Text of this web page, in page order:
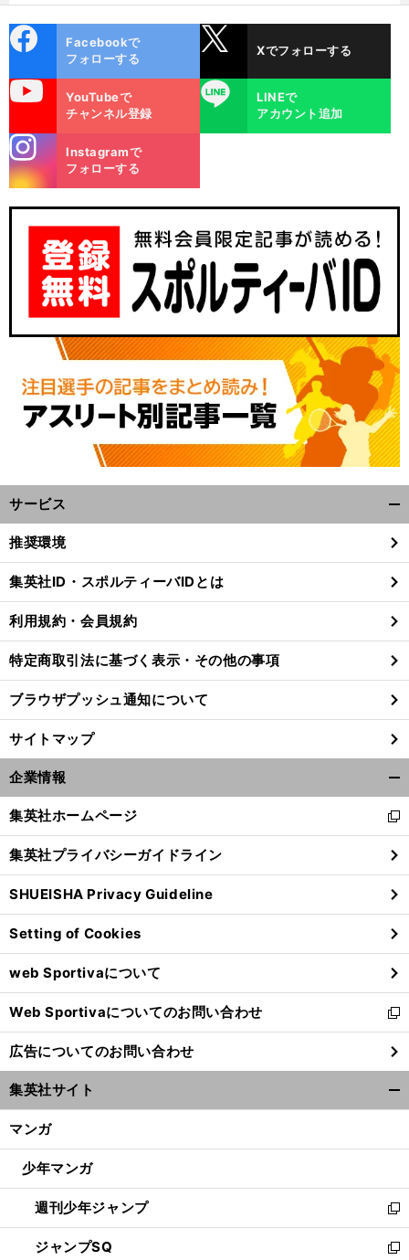
現
」 。
自
」
前
ok
Facebookで
フォローする
Xでフォローする
YouTubeで
チャンネル登録
LINE
LINEで
アカウント追加
m
Instagramで
フォローする
サービス
閉
る
推奨環境
集英社ID・スポルティーバIDとは
利用規約・会員規約
特定商取引法に基づく表示・その他の事項
ブラウザプッシュ通知について
サイトマップ
企業情報
閉
る
集英社ホームページ
新
し
い
ウ
ィ
ン
ド
ウ
で
開
く
集英社プライバシーガイドライン
SHUEISHA Privacy Guideline
Setting of Cookies
web Sportivaについて
Web Sportivaについてのお問い合わせ
新
し
い
ウ
ィ
ン
ウ
開
く
広告についてのお問い合わせ
集英社サイト
マンガ
少年マンガ
週刊少年ジャンプ
新
し
い
ジャンプSQ
新